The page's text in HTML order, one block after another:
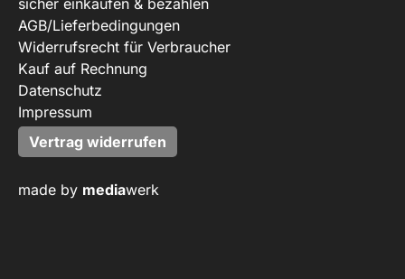
AGB/Lieferbedingungen
Widerrufsrecht für Verbraucher
Kauf auf Rechnung
Datenschutz
Impressum
Vertrag widerrufen
made by mediawerk